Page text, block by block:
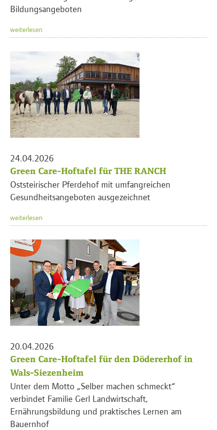
Bildungsangeboten
weiterlesen
24.04.2026
Green Care-Hoftafel für THE RANCH
Oststeirischer Pferdehof mit umfangreichen
Gesundheitsangeboten ausgezeichnet
weiterlesen
20.04.2026
Green Care-Hoftafel für den Dödererhof in
Wals-Siezenheim
Unter dem Motto „Selber machen schmeckt“
verbindet Familie Gerl Landwirtschaft,
Ernährungsbildung und praktisches Lernen am
Bauernhof